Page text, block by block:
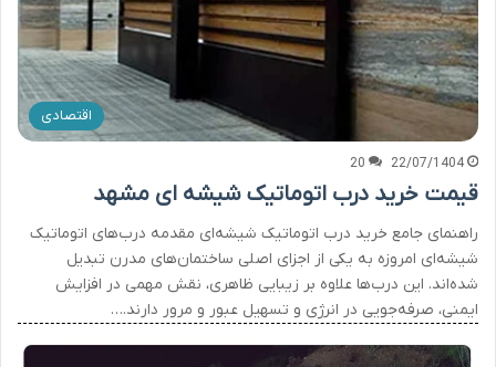
اقتصادی
22/07/1404
20
قیمت خرید درب اتوماتیک شیشه ای مشهد
راهنمای جامع خرید درب اتوماتیک شیشه‌ای مقدمه درب‌های اتوماتیک
شیشه‌ای امروزه به یکی از اجزای اصلی ساختمان‌های مدرن تبدیل
شده‌اند. این درب‌ها علاوه بر زیبایی ظاهری، نقش مهمی در افزایش
ایمنی، صرفه‌جویی در انرژی و تسهیل عبور و مرور دارند.…